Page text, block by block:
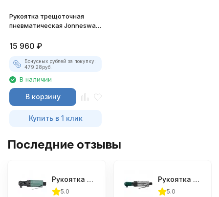
Рукоятка трещоточная
пневматическая Jonnesway
15 960 ₽
Бонусных рублей за покупку:
479.28руб.
В наличии
В корзину
Купить в 1 клик
Последние отзывы
Рукоятка трещoточная пневматическая укороченная Jonnesway JAR-1012 1/4"DR
5.0
Рукоятка трещоточная пневматическая укороченная Jonnesway JAR-6313 3/8"DR
5.0